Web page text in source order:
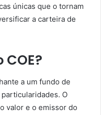
únicas que o tornam
a carteira de
a um fundo de
O
valor e o emissor do